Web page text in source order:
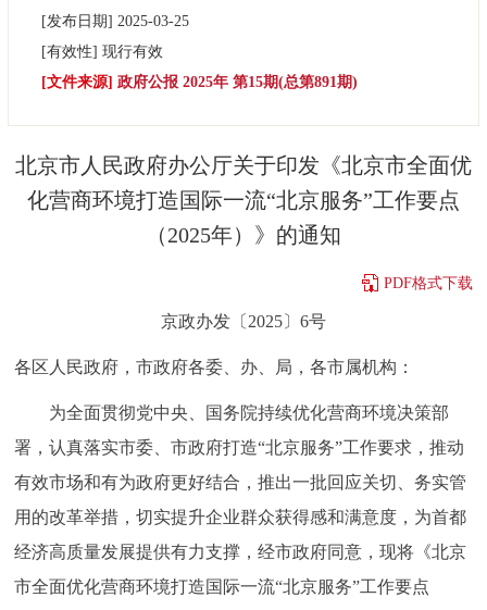
市领导
政策兑现 政策解读
决策公开 专题公开
政务服务
利企服务
政民互动
12345网上接诉即办 我要咨询 我要建议
[发布日期] 2025-03-25
[有效性] 现行有效
[文件来源] 政府公报 2025年 第15期(总第891期)
北京市人民政府办公厅关于印发《北京市全面优
化营商环境打造国际一流“北京服务”工作要点
（2025年）》的通知
PDF格式下载
京政办发〔2025〕6号
各区人民政府，市政府各委、办、局，各市属机构：
为全面贯彻党中央、国务院持续优化营商环境决策部
署，认真落实市委、市政府打造“北京服务”工作要求，推动
有效市场和有为政府更好结合，推出一批回应关切、务实管
用的改革举措，切实提升企业群众获得感和满意度，为首都
经济高质量发展提供有力支撑，经市政府同意，现将《北京
市全面优化营商环境打造国际一流“北京服务”工作要点